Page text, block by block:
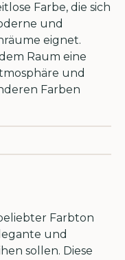
Farbe, die sich
und
eignet.
Raum eine
und
Farben
Farbton
und
sollen. Diese